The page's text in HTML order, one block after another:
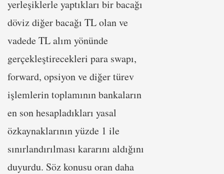
yerleşiklerle yaptıkları bir bacağı
döviz diğer bacağı TL olan ve
vadede TL alım yönünde
gerçekleştirecekleri para swapı,
forward, opsiyon ve diğer türev
işlemlerin toplamının bankaların
en son hesapladıkları yasal
özkaynaklarının yüzde 1 ile
sınırlandırılması kararını aldığını
duyurdu. Söz konusu oran daha